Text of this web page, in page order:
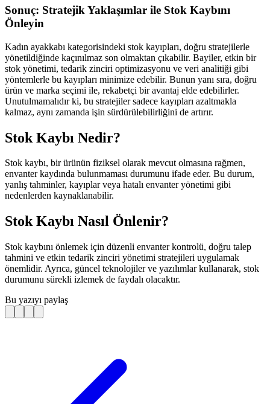
Sonuç: Stratejik Yaklaşımlar ile Stok Kaybını
Önleyin
Kadın ayakkabı kategorisindeki stok kayıpları, doğru stratejilerle
yönetildiğinde kaçınılmaz son olmaktan çıkabilir. Bayiler, etkin bir
stok yönetimi, tedarik zinciri optimizasyonu ve veri analitiği gibi
yöntemlerle bu kayıpları minimize edebilir. Bunun yanı sıra, doğru
ürün ve marka seçimi ile, rekabetçi bir avantaj elde edebilirler.
Unutulmamalıdır ki, bu stratejiler sadece kayıpları azaltmakla
kalmaz, aynı zamanda işin sürdürülebilirliğini de artırır.
Stok Kaybı Nedir?
Stok kaybı, bir ürünün fiziksel olarak mevcut olmasına rağmen,
envanter kaydında bulunmaması durumunu ifade eder. Bu durum,
yanlış tahminler, kayıplar veya hatalı envanter yönetimi gibi
nedenlerden kaynaklanabilir.
Stok Kaybı Nasıl Önlenir?
Stok kaybını önlemek için düzenli envanter kontrolü, doğru talep
tahmini ve etkin tedarik zinciri yönetimi stratejileri uygulamak
önemlidir. Ayrıca, güncel teknolojiler ve yazılımlar kullanarak, stok
durumunu sürekli izlemek de faydalı olacaktır.
Bu yazıyı paylaş